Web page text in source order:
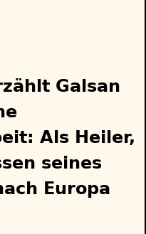
Galsan
Als Heiler,
seines
Europa